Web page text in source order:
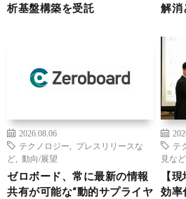
析基盤構築を受託
解消
2026.08.06
テクノロジー
プレスリリースな
ど
動向/展望
ゼロボード、常に最新の情報
共有が可能な“動的サプライヤ
テ
見など
【
効率